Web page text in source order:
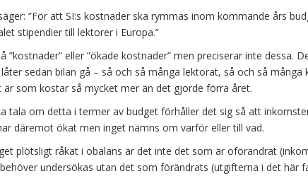
”För att SI:s kostnader ska rymmas inom kommande års
stipendier till lektorer i Europa.”
”kostnader” eller ”ökade kostnader” men preciserar inte dessa.
sedan bilan gå – så och så många lektorat, så och så många
är som kostar så mycket mer än det gjorde förra året.
tala om detta i termer av budget förhåller det sig så att
däremot ökat men inget nämns om varför eller till vad.
plötsligt råkat i obalans är det inte det som är oförändrat
undersökas utan det som förändrats (utgifterna i det här